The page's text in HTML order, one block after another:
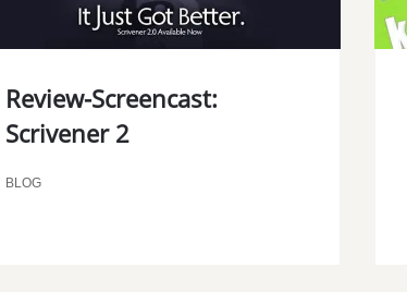
00:00
Review-Screencast:
Scrivener 2
BLOG